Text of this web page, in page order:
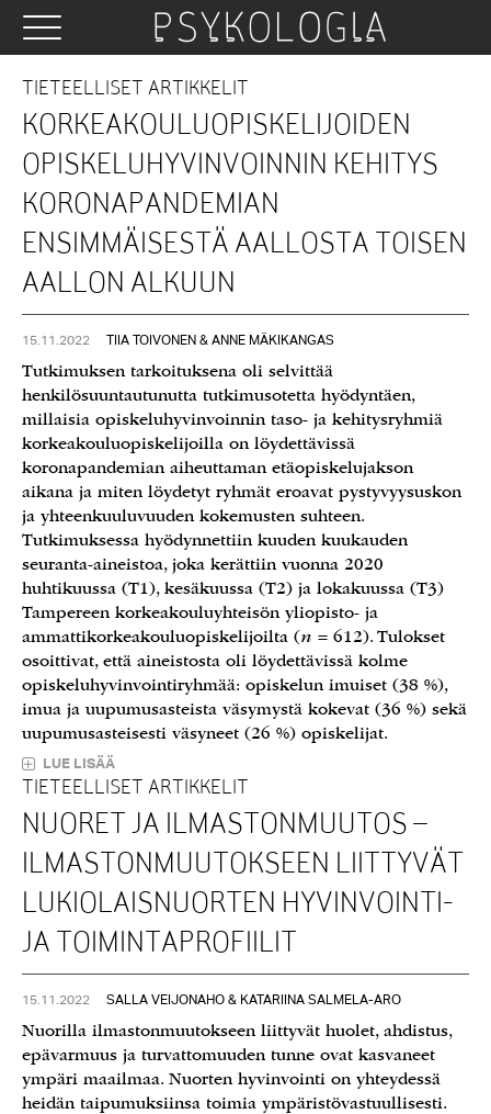
TIETEELLISET ARTIKKELIT
KORKEAKOULUOPISKELIJOIDEN
OPISKELUHYVINVOINNIN KEHITYS
KORONAPANDEMIAN
ENSIMMÄISESTÄ AALLOSTA TOISEN
AALLON ALKUUN
15.11.2022 TIIA TOIVONEN & ANNE MÄKIKANGAS
Tutkimuksen tarkoituksena oli selvittää
henkilösuuntautunutta tutkimusotetta hyödyntäen,
millaisia opiskeluhyvinvoinnin taso- ja kehitysryhmiä
korkeakouluopiskelijoilla on löydettävissä
koronapandemian aiheuttaman etäopiskelujakson
aikana ja miten löydetyt ryhmät eroavat pystyvyysuskon
ja yhteenkuuluvuuden kokemusten suhteen.
Tutkimuksessa hyödynnettiin kuuden kuukauden
seuranta-aineistoa, joka kerättiin vuonna 2020
huhtikuussa (T1), kesäkuussa (T2) ja lokakuussa (T3)
Tampereen korkeakouluyhteisön yliopisto- ja
ammattikorkeakouluopiskelijoilta (n = 612). Tulokset
osoittivat, että aineistosta oli löydettävissä kolme
opiskeluhyvinvointiryhmää: opiskelun imuiset (38 %),
imua ja uupumusasteista väsymystä kokevat (36 %) sekä
uupumusasteisesti väsyneet (26 %) opiskelijat.
LUE LISÄÄ
TIETEELLISET ARTIKKELIT
NUORET JA ILMASTONMUUTOS –
ILMASTONMUUTOKSEEN LIITTYVÄT
LUKIOLAISNUORTEN HYVINVOINTI-
JA TOIMINTAPROFIILIT
15.11.2022 SALLA VEIJONAHO & KATARIINA SALMELA-ARO
Nuorilla ilmastonmuutokseen liittyvät huolet, ahdistus,
epävarmuus ja turvattomuuden tunne ovat kasvaneet
ympäri maailmaa. Nuorten hyvinvointi on yhteydessä
heidän taipumuksiinsa toimia ympäristövastuullisesti.